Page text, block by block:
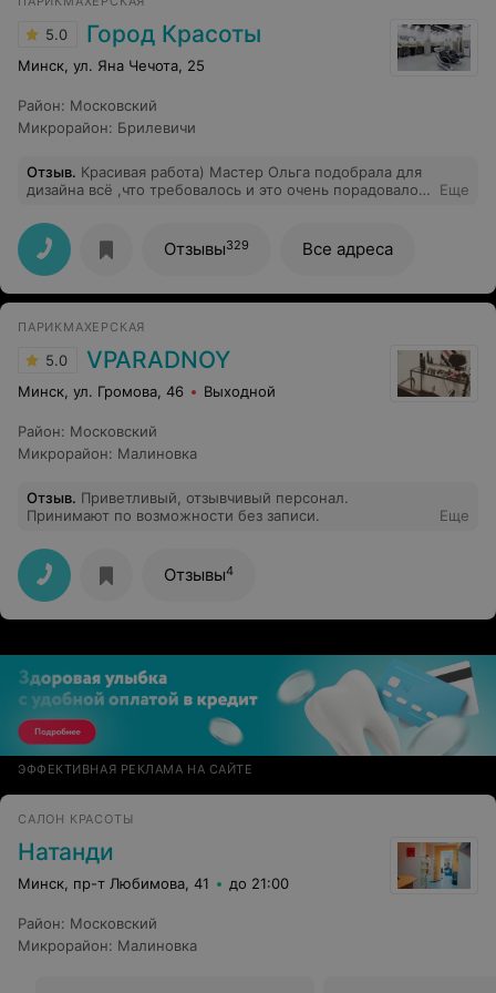
5.0 Город Красоты
Минск, ул. Яна Чечота, 25
Район: Московский
Микрорайон: Брилевичи
Отзыв. Красивая работа) Мастер Ольга подобрала для
дизайна всё ,что требовалось и это очень порадовало.
довольна. Спасибо!
Еще
Отзывы329 Все адреса
ПАРИКМАХЕРСКАЯ
5.0 VPARADNOY
Минск, ул. Громова, 46 Выходной
Район: Московский
Микрорайон: Малиновка
Отзыв. Приветливый, отзывчивый персонал.
Принимают по возможности без записи.
Еще
Отзывы4
ЭФФЕКТИВНАЯ РЕКЛАМА НА САЙТЕ
САЛОН КРАСОТЫ
Натанди
Минск, пр-т Любимова, 41 до 21:00
Район: Московский
Микрорайон: Малиновка